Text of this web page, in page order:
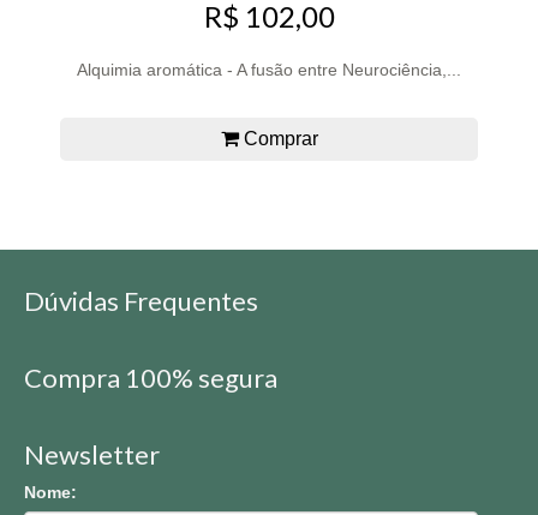
R$ 102,00
Alquimia aromática - A fusão entre Neurociência,...
Comprar
Dúvidas Frequentes
Compra 100% segura
Newsletter
Nome: